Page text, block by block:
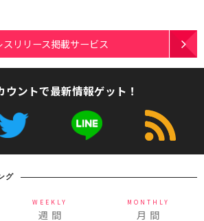
スリリース掲載サービス
ウントで最新情報ゲット！
グ
WEEKLY
週 間
MONTHLY
月 間